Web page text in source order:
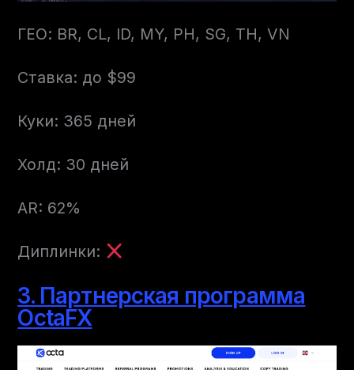
ГЕО: BR, CL, ID, MY, PH, SG, TH, VN
Ставка: до $99
Куки: 365 дней
Холд: 30 дней
AR: 62%
Диплинки:
3. Партнерская программа
OctaFX